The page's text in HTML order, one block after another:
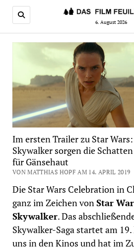
6. August 2026
Im ersten Trailer zu Star
Skywalker sorgen die
für Gänsehaut
VON MATTHIAS HOPF AM 14. APRIL 2019
Die Star Wars Celebration in
ganz im Zeichen vonStar
Skywalker. Das
Skywalker-Saga startet am
uns in den Kinos und hat im